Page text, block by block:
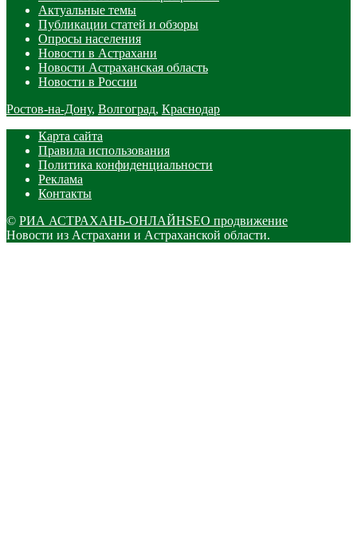
Актуальные темы
Публикации статей и обзоры
Опросы населения
Новости в Астрахани
Новости Астраханская область
Новости в России
Ростов-на-Дону, Волгоград, Краснодар
Карта сайта
Правила использования
Политика конфиденциальности
Реклама
Контакты
© РИА АСТРАХАНЬ-ОНЛАЙНSEO продвижение
Новости из Астрахани и Астраханской области.